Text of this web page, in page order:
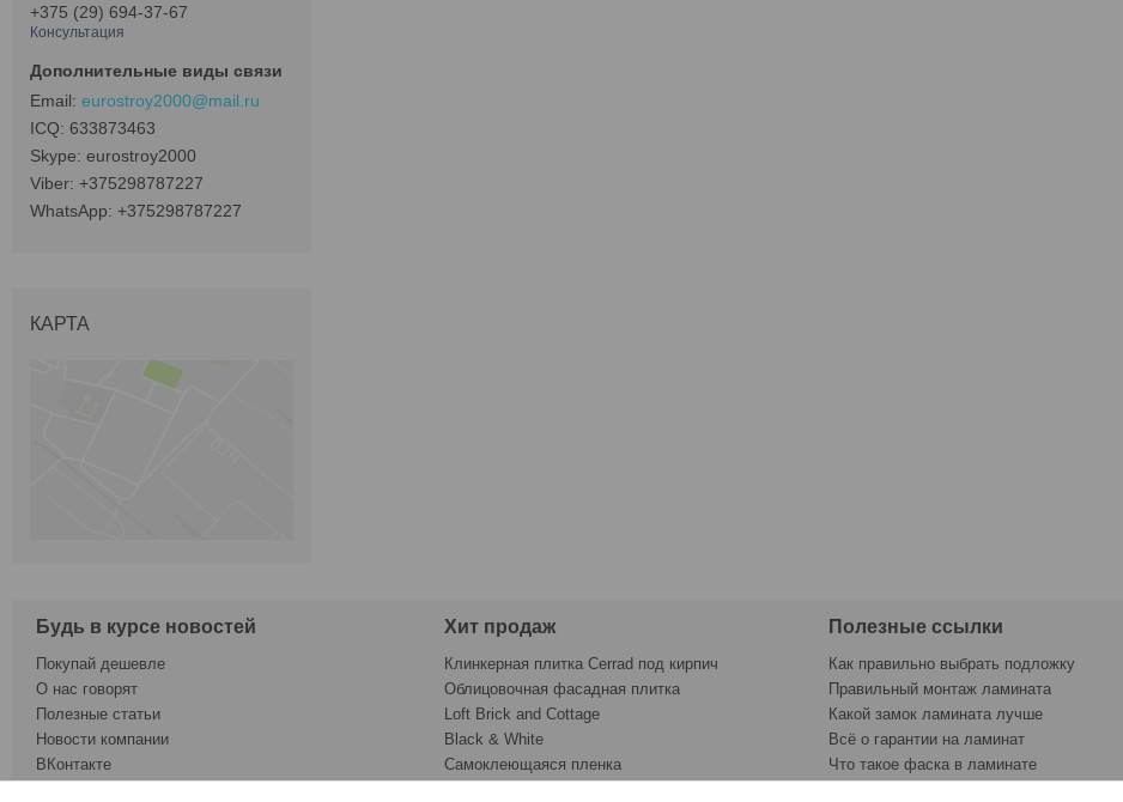
+375 (29) 694-37-67
Консультация
eurostroy2000@mail.ru
633873463
eurostroy2000
+375298787227
+375298787227
КАРТА
Будь в курсе новостей
Покупай дешевле
О нас говорят
Полезные статьи
Новости компании
ВКонтакте
Хит продаж
Клинкерная плитка Cerrad под кирпич
Облицовочная фасадная плитка
Loft Brick and Cottage
Black & White
Самоклеющаяся пленка
Полезные ссылки
Как правильно выбрать подложку
Правильный монтаж ламината
Какой замок ламината лучше
Всё о гарантии на ламинат
Что такое фаска в ламинате